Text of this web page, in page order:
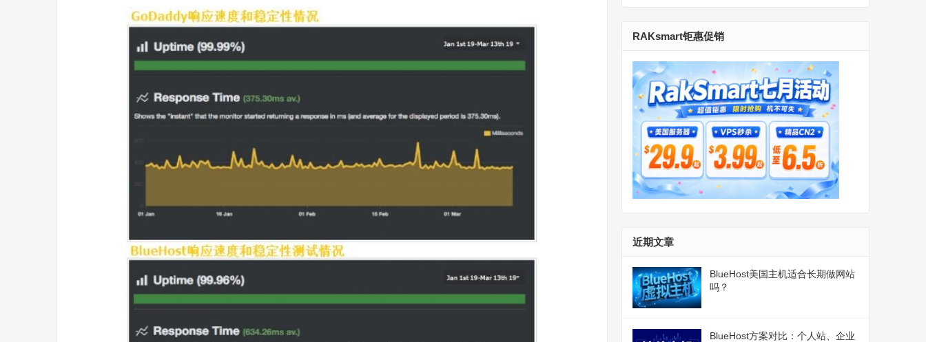
RAKsmart钜惠促销
近期文章
BlueHost美国主机适合长期做网站
吗？
BlueHost方案对比：个人站、企业